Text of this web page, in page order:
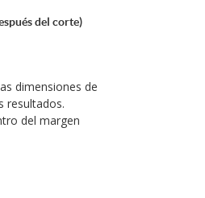
del corte)
dimensiones de
resultados.
del margen